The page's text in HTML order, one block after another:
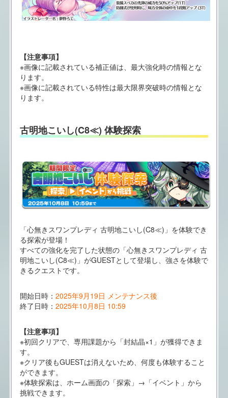
【注意事項】
※画像に記載されている補正値は、最大強化時の情報とな
ります。
※画像に記載されている特性は最大限界突破時の情報とな
ります。
古明地こいし(C8≪) 体験探索
「心無きスワンプレディ 古明地こいし(C8≪)」を体験でき
る探索が登場！
すべての強化を完了した状態の「心無きスワンプレディ 古
明地こいし(C8≪)」がGUESTとして登場し、強さを体験で
きるクエストです。
開始日時： 2025年9月19日 メンテナンス後
終了日時： 2025年10月8日 10:59
【注意事項】
※初回クリアで、専用課題から「封結晶×1」が獲得できま
す。
※クリア後もGUESTは消えないため、何度も体験すること
ができます。
※体験探索は、ホーム画面の「探索」→「イベント」から
挑戦できます。